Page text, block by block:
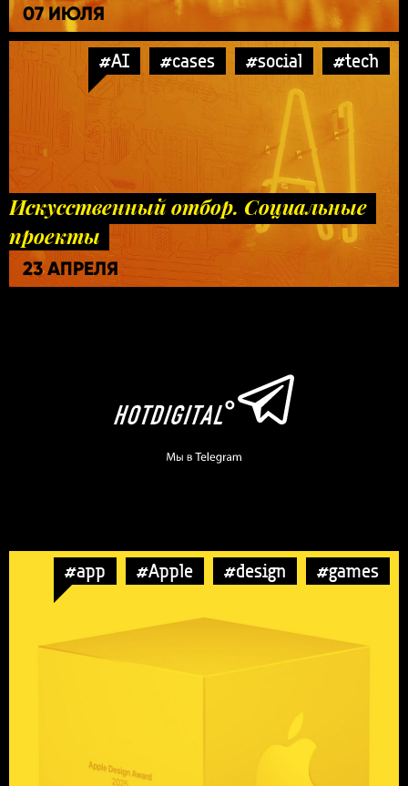
07 ИЮЛЯ
#AI #cases #social #tech
Искусственный отбор. Социальные
проекты
23 АПРЕЛЯ
#app #Apple #design #games